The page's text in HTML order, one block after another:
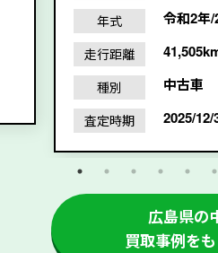
年式 令和2年
走行距離
種別 中古車
査定時期 2025/12/
広島県の
買取事例を